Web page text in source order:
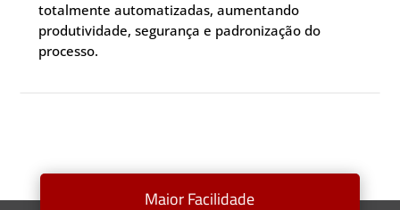
totalmente automatizadas, aumentando
produtividade, segurança e padronização do
processo.
Maior Facilidade